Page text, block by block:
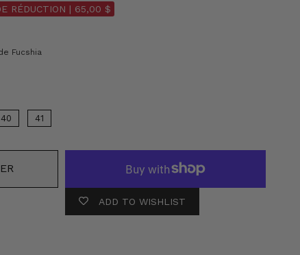
RÉDUCTION | 65,00 $
Fucshia
40 41
ADD TO WISHLIST